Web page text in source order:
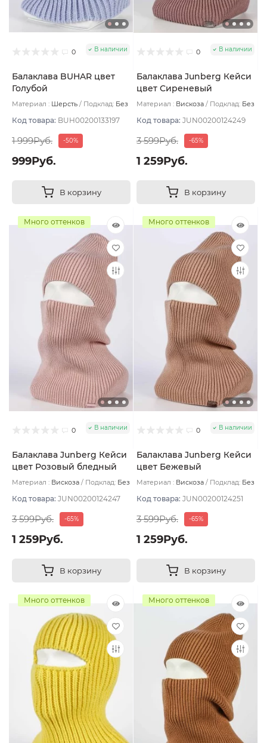
0 В наличии
Балаклава BUHAR цвет
Голубой
Материал : Шерсть Подклад: Без
Код товара: BUH00200133197
1 999Руб. -50%
999Руб.
В корзину
0 В наличии
Балаклава Junberg Кейси
цвет Сиреневый
пепельный
Материал : Вискоза Подклад: Без
Код товара: JUN00200124249
3 599Руб. -65%
1 259Руб.
В корзину
Много оттенков
0 В наличии
Балаклава Junberg Кейси
цвет Розовый бледный
Материал : Вискоза Подклад: Без
Код товара: JUN00200124247
3 599Руб. -65%
1 259Руб.
В корзину
Много оттенков
0 В наличии
Балаклава Junberg Кейси
цвет Бежевый
Материал : Вискоза Подклад: Без
Код товара: JUN00200124251
3 599Руб. -65%
1 259Руб.
В корзину
Много оттенков Много оттенков